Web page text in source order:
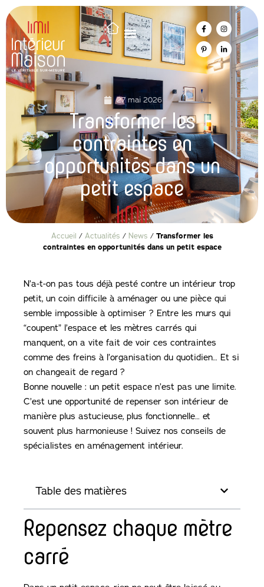
27 mai 2026
Transformer les
contraintes en
opportunités dans un
petit espace
Accueil / Actualités / News / Transformer les
contraintes en opportunités dans un petit espace
N’a-t-on pas tous déjà pesté contre un intérieur trop
petit, un coin difficile à aménager ou une pièce qui
semble impossible à optimiser ? Entre les murs qui
“coupent” l’espace et les mètres carrés qui
manquent, on a vite fait de voir ces contraintes
comme des freins à l’organisation du quotidien… Et si
on changeait de regard ?
Bonne nouvelle : un petit espace n’est pas une limite.
C’est une opportunité de repenser son intérieur de
manière plus astucieuse, plus fonctionnelle… et
souvent plus harmonieuse ! Suivez nos conseils de
spécialistes en aménagement intérieur.
Table des matières
Repensez chaque mètre
carré